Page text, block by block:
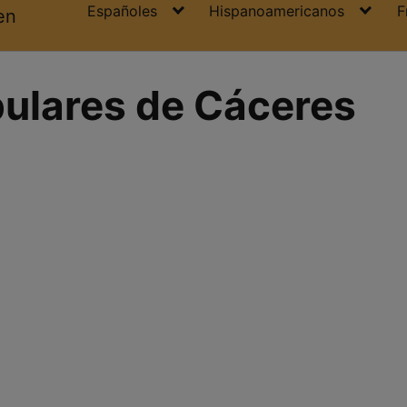
Españoles Hispanoamericanos
de Cáceres